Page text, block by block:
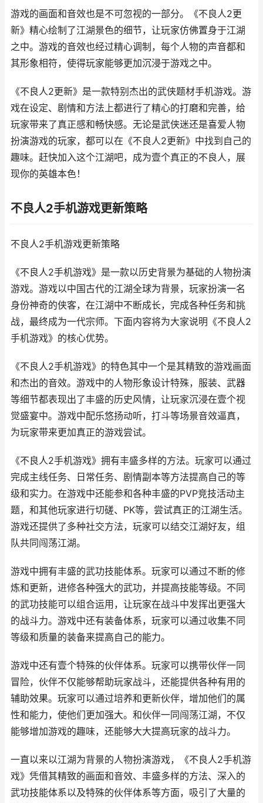
游戏的画面和音效也是不可忽视的一部分。《不良人2更
新》精心绘制了江湖景色的细节，让玩家仿佛置身于江湖
之中。游戏的音效也经过精心调制，每个人物的声音都和
其形象相符，使得玩家能够更加沉浸于游戏之中。
《不良人2更新》是一款特别杰出的武侠题材手机游戏。游
戏在设定、剧情和方法上都进行了精心的打磨和完善，给
玩家带来了真正感和畅快感。无论是武侠迷还是喜爱人物
扮演游戏的玩家，都可以在《不良人2更新》中找到自己的
趣味。赶快加入这个江湖吧，成为壹个真正的不良人，展
现你的英雄本色！
不良人2手机游戏更新策略
不良人2手机游戏更新策略
《不良人2手机游戏》是一款以历史背景为基础的人物扮演
游戏。游戏以中国古代的江湖全球为背景，玩家扮演一名
身份神奇的侠客，在江湖中不断成长，完成各种任务和挑
战，最终成为一代宗师。下面内容将为大家说明《不良人2
手机游戏》的核心优势。
《不良人2手机游戏》的特色其中一个是其精致的游戏画面
和杰出的音效。游戏中的人物形象设计特殊，服装、武器
等细节都表现出了丰盛的历史风情，让玩家沉浸在壹个视
觉盛宴中。游戏中配乐悠扬动听，打斗等场景音效逼真，
为玩家带来更加真正的游戏尝试。
《不良人2手机游戏》拥有丰盛多样的方法。玩家可以通过
完成主线任务、日常任务、剧情副本等方法提高自己的等
级和实力。在游戏中还能参和各种丰盛的PVP竞技活动主
题，和其他玩家进行切磋、PK等，尝试真正的江湖生活。
游戏还提供了多种社交方法，玩家可以结交江湖好友，组
队共同闯荡江湖。
游戏中拥有丰盛的武功技能体系。玩家可以通过不断的修
炼和更新，进修各种强大的武功，并提高技能等级。不同
的武功技能可以组合运用，让玩家在战斗中发挥出更强大
的战斗力。游戏中还有装备体系，玩家可以通过收集不同
等级和质量的装备来提高自己的能力。
游戏中还有壹个特殊的伙伴体系。玩家可以携带伙伴一同
冒险，伙伴不仅能够帮助玩家战斗，还能提供各种有用的
辅助效果。玩家可以通过培养和更新伙伴，增加他们的属
性和能力，使他们更加强大。和伙伴一同闯荡江湖，不仅
能够增加游戏的趣味，还能够大大提高玩家的战斗力。
一直以来以江湖为背景的人物扮演游戏，《不良人2手机游
戏》凭借其精致的画面和音效、丰盛多样的方法、深入的
武功技能体系以及特殊的伙伴体系等方面，吸引了大量的